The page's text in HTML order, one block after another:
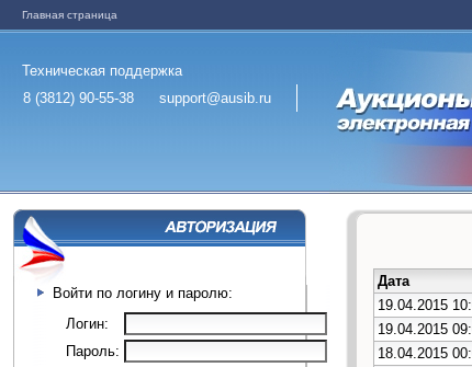
Главная страница
Техническая поддержка
8 (3812) 90-55-38
support@ausib.ru
Войти по логину и паролю:
Логин:
Пароль:
Дата
19.04.2015
19.04.2015
18.04.2015